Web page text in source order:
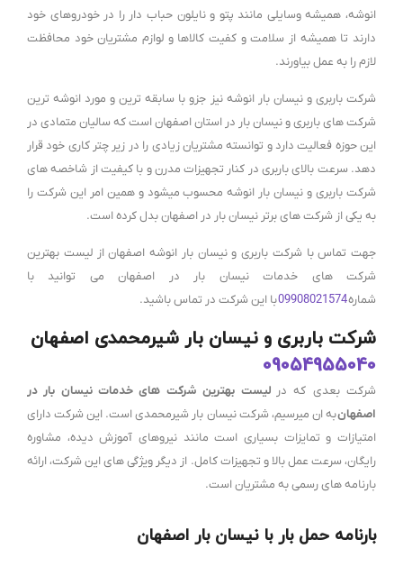
انوشه، همیشه وسایلی مانند پتو و نایلون حباب دار را در خودروهای خود
دارند تا همیشه از سلامت و کفیت کالاها و لوازم مشتریان خود محافظت
لازم را به عمل بیاورند.
شرکت باربری و نیسان بار انوشه نیز جزو با سابقه ترین و مورد انوشه ترین
شرکت های باربری و نیسان بار در استان اصفهان است که سالیان متمادی در
این حوزه فعالیت دارد و توانسته مشتریان زیادی را در زیر چتر کاری خود قرار
دهد. سرعت بالای باربری در کنار تجهیزات مدرن و با کیفیت از شاخصه های
شرکت باربری و نیسان بار انوشه محسوب میشود و همین امر این شرکت را
به یکی از شرکت های برتر نیسان بار در اصفهان بدل کرده است.
جهت تماس با شرکت باربری و نیسان بار انوشه اصفهان از لیست بهترین
شرکت های خدمات نیسان بار در اصفهان می توانید با
شماره09908021574با این شرکت در تماس باشید.
شرکت باربری و نیسان بار شیرمحمدی اصفهان
09054955040
شرکت بعدی که در لیست بهترین شرکت های خدمات نیسان بار در
اصفهانبه ان میرسیم، شرکت نیسان بار شیرمحمدی است. این شرکت دارای
امتیازات و تمایزات بسیاری است مانند نیروهای آموزش دیده، مشاوره
رایگان، سرعت عمل بالا و تجهیزات کامل. از دیگر ویژگی های این شرکت، ارائه
بارنامه های رسمی به مشتریان است.
بارنامه حمل بار با نیسان بار اصفهان